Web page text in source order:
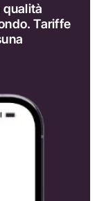
qualità
Tariffe